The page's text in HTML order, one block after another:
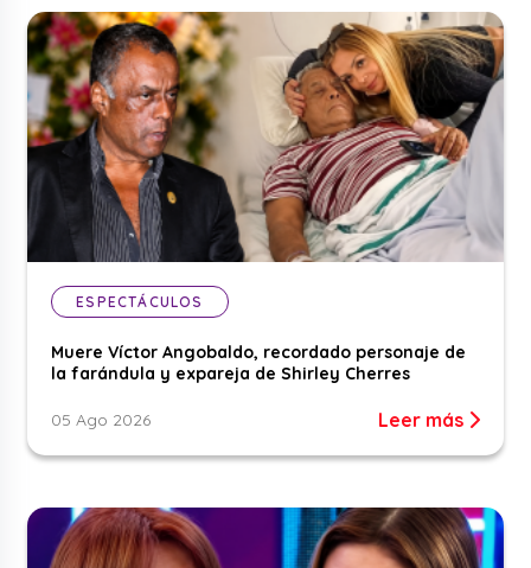
ESPECTÁCULOS
Muere Víctor Angobaldo, recordado personaje de
la farándula y expareja de Shirley Cherres
05 Ago 2026 Leer más